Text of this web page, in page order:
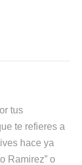
tus
te refieres a
hace ya
Ramirez” o